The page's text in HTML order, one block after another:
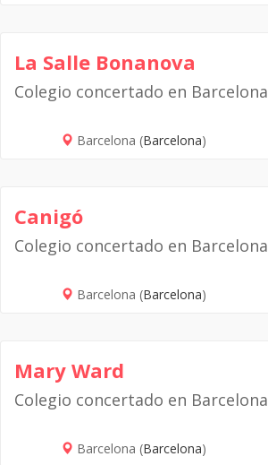
La Salle Bonanova
Colegio concertado en Barcelona
Barcelona (Barcelona)
Canigó
Colegio concertado en Barcelona
Barcelona (Barcelona)
Mary Ward
Colegio concertado en Barcelona
Barcelona (Barcelona)